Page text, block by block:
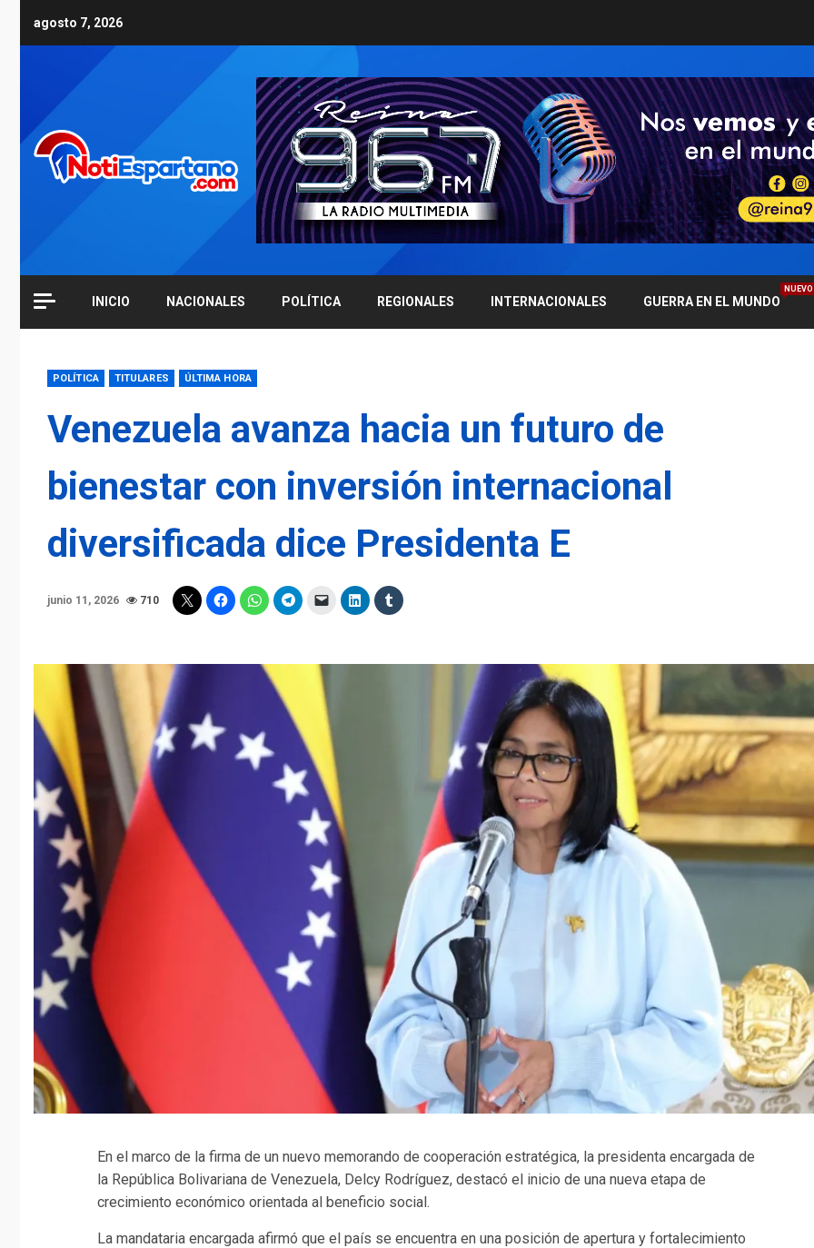
agosto 7, 2026
INICIO NACIONALES POLÍTICA REGIONALES INTERNACIONALES GUERRA EN EL MUNDO
NUEVO
POLÍTICA TITULARES ÚLTIMA HORA
Venezuela avanza hacia un futuro de
bienestar con inversión internacional
diversificada dice Presidenta E
junio 11, 2026 710
En el marco de la firma de un nuevo memorando de cooperación estratégica, la presidenta encargada de
la República Bolivariana de Venezuela, Delcy Rodríguez, destacó el inicio de una nueva etapa de
crecimiento económico orientada al beneficio social.
La mandataria encargada afirmó que el país se encuentra en una posición de apertura y fortalecimiento